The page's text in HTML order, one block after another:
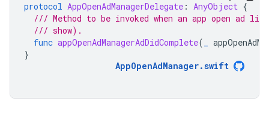
protocol AppOpenAdManagerDelegate : AnyObject {
/// Method to be invoked when an app open
/// show).
func appOpenAdManagerAdDidComplete(
}
AppOpenAdManager.swift